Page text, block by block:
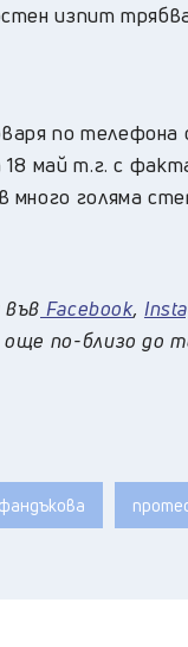
изпит
по телефона
май т.г. с
голяма
във Facebook,
по-близо до